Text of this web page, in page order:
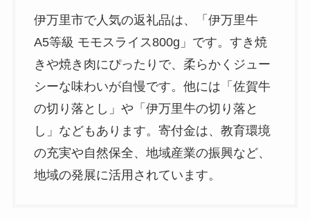
伊万里市で人気の返礼品は、「伊万里牛
A5等級 モモスライス800g」です。すき焼
きや焼き肉にぴったりで、柔らかくジュー
シーな味わいが自慢です。他には「佐賀牛
の切り落とし」や「伊万里牛の切り落と
し」などもあります。寄付金は、教育環境
の充実や自然保全、地域産業の振興など、
地域の発展に活用されています。